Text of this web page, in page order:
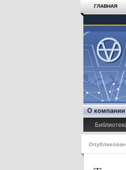
ГЛАВНАЯ
О компании